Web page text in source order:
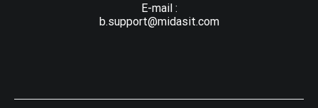
E-mail :
b.support@midasit.com